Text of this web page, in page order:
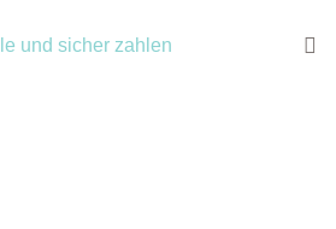
und sicher zahlen